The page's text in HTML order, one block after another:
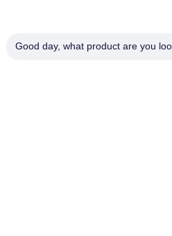
Good day, what product are you